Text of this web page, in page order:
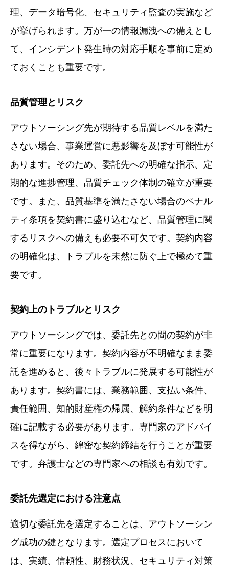
理、データ暗号化、セキュリティ監査の実施など
が挙げられます。万が一の情報漏洩への備えとし
て、インシデント発生時の対応手順を事前に定め
ておくことも重要です。
品質管理とリスク
アウトソーシング先が期待する品質レベルを満た
さない場合、事業運営に悪影響を及ぼす可能性が
あります。そのため、委託先への明確な指示、定
期的な進捗管理、品質チェック体制の確立が重要
です。また、品質基準を満たさない場合のペナル
ティ条項を契約書に盛り込むなど、品質管理に関
するリスクへの備えも必要不可欠です。契約内容
の明確化は、トラブルを未然に防ぐ上で極めて重
要です。
契約上のトラブルとリスク
アウトソーシングでは、委託先との間の契約が非
常に重要になります。契約内容が不明確なまま委
託を進めると、後々トラブルに発展する可能性が
あります。契約書には、業務範囲、支払い条件、
責任範囲、知的財産権の帰属、解約条件などを明
確に記載する必要があります。専門家のアドバイ
スを得ながら、綿密な契約締結を行うことが重要
です。弁護士などの専門家への相談も有効です。
委託先選定における注意点
適切な委託先を選定することは、アウトソーシン
グ成功の鍵となります。選定プロセスにおいて
は、実績、信頼性、財務状況、セキュリティ対策